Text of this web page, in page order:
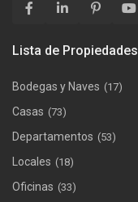
Lista de Propiedades
Bodegas y Naves (17)
Casas (73)
Departamentos (53)
Locales (18)
Oficinas (33)